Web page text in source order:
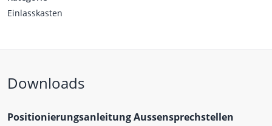
Einlasskasten
Downloads
Positionierungsanleitung Aussensprechstellen